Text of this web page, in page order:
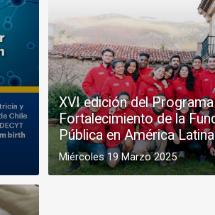
XVI edición del
Fortalecimiento de la
Pública en América Latina
Miércoles 19 Marzo 2025